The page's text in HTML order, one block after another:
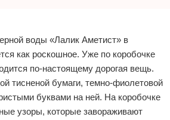
воды «Лалик Аметист» в
как роскошное. Уже по коробочке
по-настоящему дорогая вещь.
тисненой бумаги, темно-фиолетовой
буквами на ней. На коробочке
узоры, которые завораживают